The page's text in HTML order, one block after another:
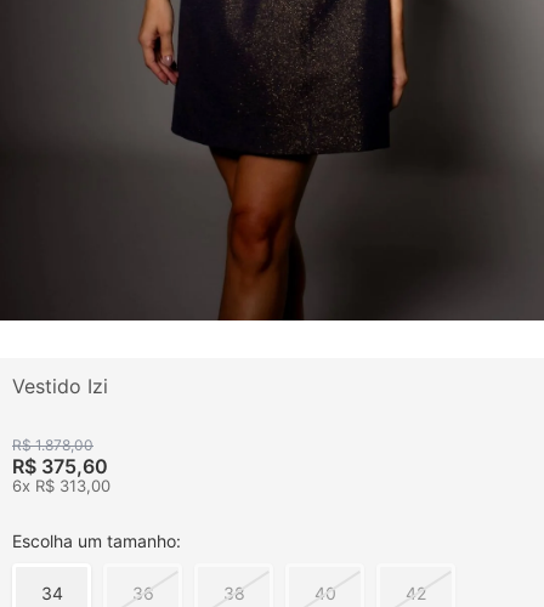
Vestido Izi
R$ 1.878,00
R$ 375,60
6x R$ 313,00
Escolha um tamanho:
34 36 38 40 42